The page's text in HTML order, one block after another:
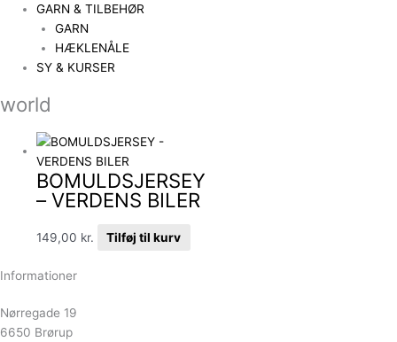
GARN & TILBEHØR
GARN
HÆKLENÅLE
SY & KURSER
world
BOMULDSJERSEY
– VERDENS BILER
149,00 kr. Tilføj til kurv
Informationer
Nørregade 19
6650 Brørup